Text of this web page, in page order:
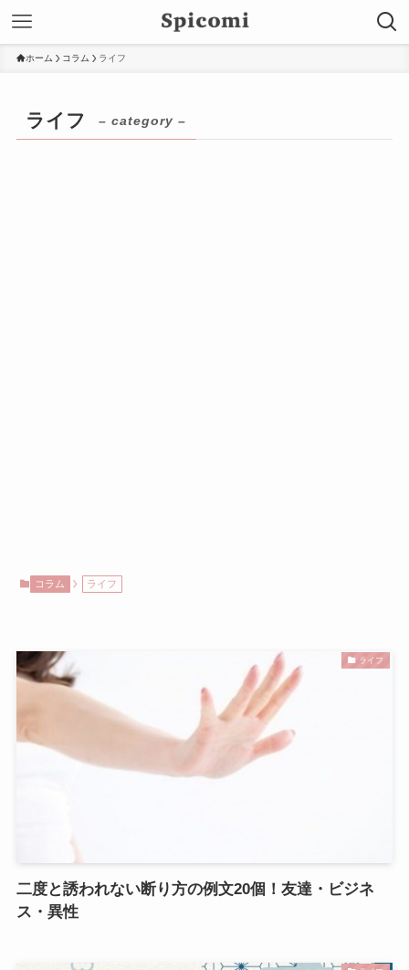
ホーム コラム ライフ
ライフ – category –
コラム ライフ
ライフ
二度と誘われない断り方の例文20個！友達・ビジネ
ス・異性